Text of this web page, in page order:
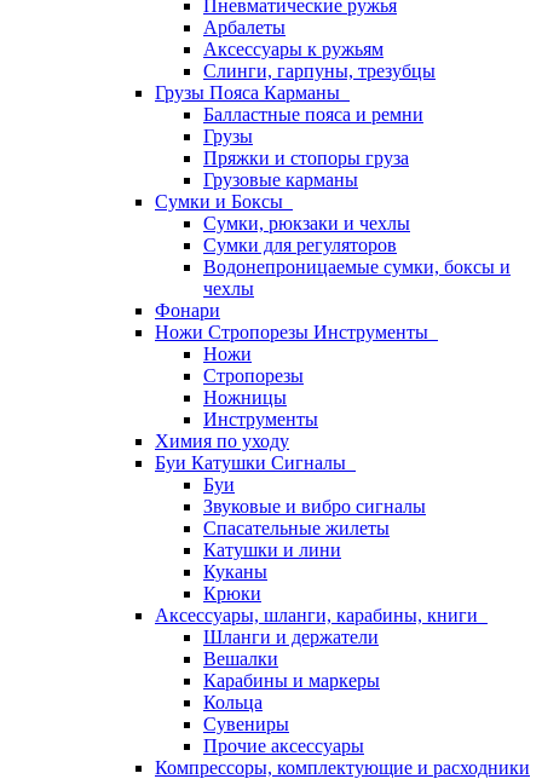
Пневматические ружья
Арбалеты
Аксессуары к ружьям
Слинги, гарпуны, трезубцы
Грузы Пояса Карманы
Балластные пояса и ремни
Грузы
Пряжки и стопоры груза
Грузовые карманы
Сумки и Боксы
Сумки, рюкзаки и чехлы
Сумки для регуляторов
Водонепроницаемые сумки, боксы и
чехлы
Фонари
Ножи Стропорезы Инструменты
Ножи
Стропорезы
Ножницы
Инструменты
Химия по уходу
Буи Катушки Сигналы
Буи
Звуковые и вибро сигналы
Спасательные жилеты
Катушки и лини
Куканы
Крюки
Аксессуары, шланги, карабины, книги
Шланги и держатели
Вешалки
Карабины и маркеры
Кольца
Сувениры
Прочие аксессуары
Компрессоры, комплектующие и расходники